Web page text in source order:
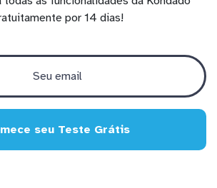
por 14 dias!
seu Teste Grátis